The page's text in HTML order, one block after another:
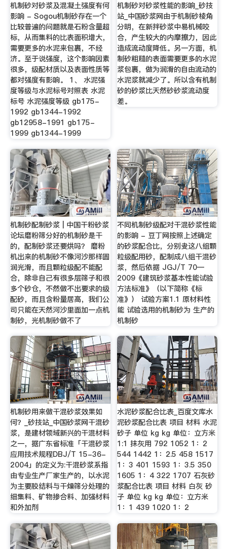
机制砂对砂浆及混凝土强度有何
影响 - Sogou机制砂存在一个
比较普遍的问题就是石粉含量超
标，从而集料的比表面积增大，
需要更多的水泥来包裹，不经
济。至于说强度，这个影响因素
很多，级配材质以及表面性质等
都对强度有影响。 1、 水泥强
度等级与水泥标号对照表 水泥
标号 水泥强度等级 gb175-
1992 gb1344-1992
gb12958-1991 gb175-
1999 gb1344-1999
机制砂对砂浆性能的影响_砂技
站_中国砂浆网由于机制砂棱角
分明，在新拌砂浆中易机械咬
合，产生较大的内摩擦力，因此
造成流动度降低。另一方面，机
制砂粗糙的表面需要更多的水泥
浆包裹，做为润滑的自由流动的
水泥浆就减少了。所以含有机制
砂的砂浆比天然砂砂浆流动度
差。
机制砂配制砂浆 | 中国干粉砂浆
论坛磨粉筛分好的机制砂是干
的，配制砂浆还要烘吗？ 磨粉
机出来的机制砂不像河沙那样圆
润光滑，而且颗粒级配不能配
合，除非自己有很多层筛子和很
多个砂仓，不然做不出要求的级
配砂，而且含粉量居高，我们公
司只能在天然河沙里面加一点机
制砂，光机制砂做不了
不同机制砂级配对干混砂浆性能
的影响 - 豆丁网按照上述确定
的砂浆配合比，分别叏这八组颗
粒级配用砂，配制成八组干混砂
浆，然后依据 JGJ/T 70—
2009《建筑砂浆基本性能试验
方法标准》（以下简称《标
准》） 试验方案1.1 原材料性
能 试验选用的机制砂为 生产的
机制砂
机制砂用来做干混砂浆效果如
何？_砂技站_中国砂浆网干混砂
浆，是建材领域新兴的干混材料
之一，据广东省标准「干混砂浆
应用技术规程DBJ/T 15-36-
2004」的定义为:干混砂浆系指
由专业生产厂家生产的，以水泥
为主要胶结料与干燥筛分处理的
细集料、矿物掺合料、加强材料
和外加剂
水泥砂浆配合比表_百度文库水
泥砂浆配合比表 项目 材料 水泥
砂子 单位 kg kg 单位：立方米
1:1 抹灰用 792 1052 1：2
544 1442 1：2.5 458 1517
1：3 401 1593 1：3.5 350
1605 1：4 322 1707 石灰砂
浆配合比表 项目 材料 白灰 砂
子 单位 kg kg 单位：立方米
1：1 439 1020 1：2